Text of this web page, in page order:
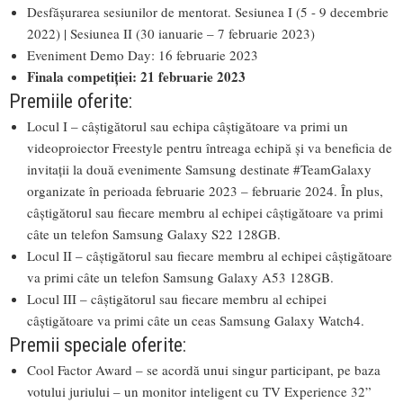
Desfășurarea sesiunilor de mentorat. Sesiunea I (5 - 9 decembrie
2022) | Sesiunea II (30 ianuarie – 7 februarie 2023)
Eveniment Demo Day: 16 februarie 2023
Finala competiției: 21 februarie 2023
Premiile oferite:
Locul I – câștigătorul sau echipa câștigătoare va primi un
videoproiector Freestyle pentru întreaga echipă și va beneficia de
invitații la două evenimente Samsung destinate #TeamGalaxy
organizate în perioada februarie 2023 – februarie 2024. În plus,
câștigătorul sau fiecare membru al echipei câștigătoare va primi
câte un telefon Samsung Galaxy S22 128GB.
Locul II – câștigătorul sau fiecare membru al echipei câștigătoare
va primi câte un telefon Samsung Galaxy A53 128GB.
Locul III – câștigătorul sau fiecare membru al echipei
câștigătoare va primi câte un ceas Samsung Galaxy Watch4.
Premii speciale oferite:
Cool Factor Award – se acordă unui singur participant, pe baza
votului juriului – un monitor inteligent cu TV Experience 32”